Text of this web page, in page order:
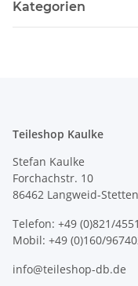
Kategorien
Teileshop Kaulke
Stefan Kaulke
Forchachstr. 10
86462 Langweid-
Telefon: +49 (0)821/
Mobil: +49 (0)160/
info@teileshop-db.de